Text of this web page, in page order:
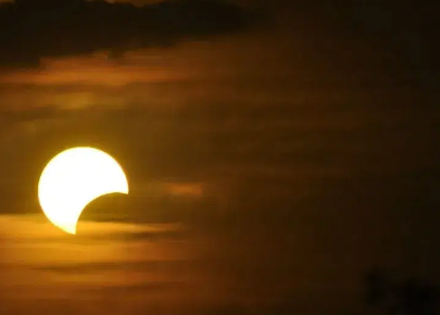
Bitlis
Bolu
Burdur
Bursa
Çanakkale
Çankırı
Yeni Parti seçim
anketinde oy oranı
yüzde kaç, kaçıncı
sırad...